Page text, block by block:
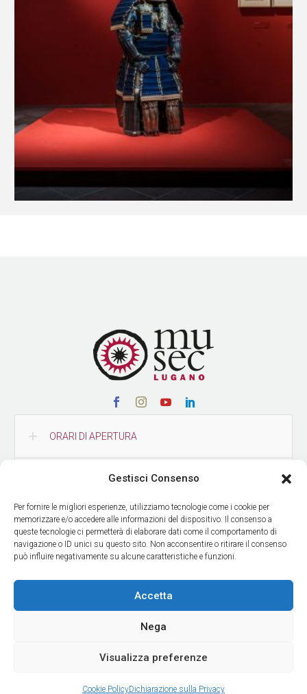
Gestisci Consenso
Per fornire le migliori esperienze, utilizziamo tecnologie come i cookie per
memorizzare e/o accedere alle informazioni del dispositivo. Il consenso a
queste tecnologie ci permetterà di elaborare dati come il comportamento di
navigazione o ID unici su questo sito. Non acconsentire o ritirare il consenso
può influire negativamente su alcune caratteristiche e funzioni.
Accetta
Nega
Visualizza preferenze
Cookie PolicyDichiarazione sulla Privacy
ORARI DI APERTURA
COME RAGGIUNGERCI